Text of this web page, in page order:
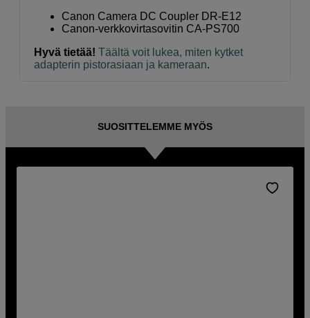
Canon Camera DC Coupler DR-E12
Canon-verkkovirtasovitin CA-PS700
Hyvä tietää! Täältä voit lukea, miten kytket
adapterin pistorasiaan ja kameraan.
SUOSITTELEMME MYÖS